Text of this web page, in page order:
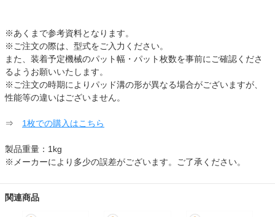
※あくまで参考資料となります。
※ご注文の際は、型式をご入力ください。
また、装着予定機械のパット幅・パット枚数を事前にご確認くださ
るようお願いいたします。
※ご注文の時期によりパッド溝の形が異なる場合がございますが、
性能等の違いはございません。
⇒ 1枚での購入はこちら
製品重量：1kg
※メーカーにより多少の誤差がございます。ご了承ください。
関連商品